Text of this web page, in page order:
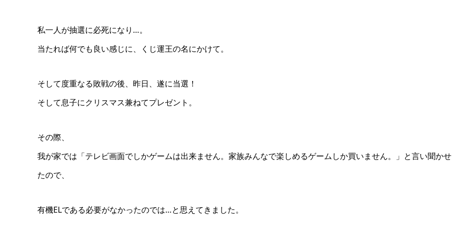
私一人が抽選に必死になり…。
当たれば何でも良い感じに、くじ運王の名にかけて。
そして度重なる敗戦の後、昨日、遂に当選！
そして息子にクリスマス兼ねてプレゼント。
その際、
我が家では「テレビ画面でしかゲームは出来ません。家族みんなで楽しめるゲームしか買いません。」と言い聞かせ
たので、
有機ELである必要がなかったのでは…と思えてきました。